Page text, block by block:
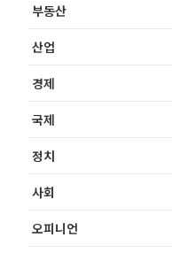
부동산
산업
경제
국제
정치
사회
오피니언